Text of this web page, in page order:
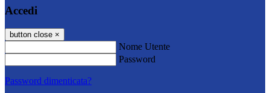
Accedi
button close ×
Nome Utente
Password
Password dimenticata?